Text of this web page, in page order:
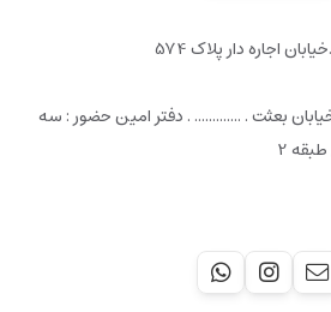
اجاره دار پلاک 574
بعثت . ............. . دفتر امین حضور : سه
2